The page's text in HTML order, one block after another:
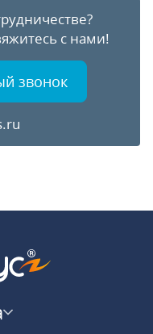
с нами!
звонок